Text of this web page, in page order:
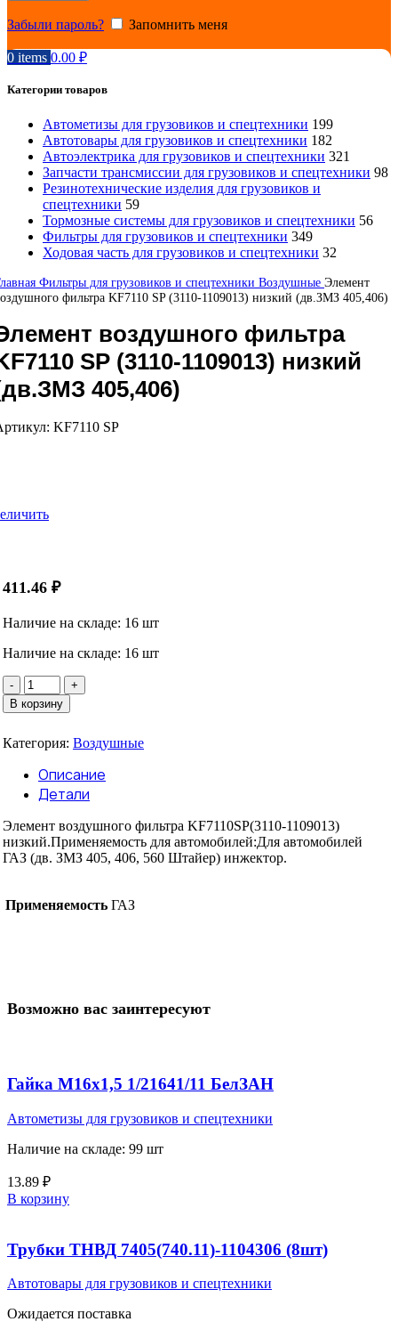
Забыли пароль? Запомнить меня
0 items 0.00 ₽
Категории товаров
Автометизы для грузовиков и спецтехники 199
Автотовары для грузовиков и спецтехники 182
Автоэлектрика для грузовиков и спецтехники 321
Запчасти трансмиссии для грузовиков и спецтехники 98
Резинотехнические изделия для грузовиков и
спецтехники 59
Тормозные системы для грузовиков и спецтехники 56
Фильтры для грузовиков и спецтехники 349
Ходовая часть для грузовиков и спецтехники 32
Фильтры для грузовиков и спецтехники Воздушные Элемент
фильтра KF7110 SP (3110-1109013) низкий (дв.ЗМЗ 405,406)
воздушного фильтра
SP (3110-1109013) низкий
405,406)
KF7110 SP
411.46 ₽
Наличие на складе: 16 шт
Наличие на складе: 16 шт
Количество
товара
Элемент
фильтра
SP
(3110-
низкий
(дв.ЗМЗ
405,406)
В корзину
Категория: Воздушные
Описание
Детали
Элемент воздушного фильтра KF7110SP(3110-1109013)
низкий.Применяемость для автомобилей:Для автомобилей
ГАЗ (дв. ЗМЗ 405, 406, 560 Штайер) инжектор.
Применяемость ГАЗ
Возможно вас заинтересуют
Гайка М16х1,5 1/21641/11 БелЗАН
Автометизы для грузовиков и спецтехники
Наличие на складе: 99 шт
13.89 ₽
В корзину
Трубки ТНВД 7405(740.11)-1104306 (8шт)
Автотовары для грузовиков и спецтехники
Ожидается поставка